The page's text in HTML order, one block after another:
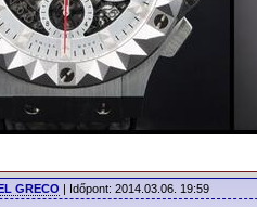
GRECO | Időpont: 2014.03.06. 19:59